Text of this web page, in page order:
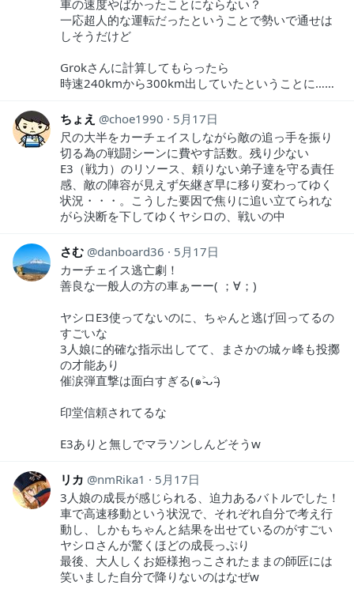
車の速度やばかったことにならない？
一応超人的な運転だったということで勢いで通せは
しそうだけど
Grokさんに計算してもらったら
時速240kmから300km出していたということに……
ちょえ choe1990
5月17日
尺の大半をカーチェイスしながら敵の追っ手を振り
切る為の戦闘シーンに費やす話数。残り少ない
E3（戦力）のリソース、頼りない弟子達を守る責任
感、敵の陣容が見えず矢継ぎ早に移り変わってゆく
状況・・・。こうした要因で焦りに追い立てられな
がら決断を下してゆくヤシロの、戦いの中
さむ danboard36
5月17日
カーチェイス逃亡劇！
善良な一般人の方の車ぁーー( ；∀；)
ヤシロE3使ってないのに、ちゃんと逃げ回ってるの
すごいな
3人娘に的確な指示出してて、まさかの城ヶ峰も投擲
の才能あり
催涙弾直撃は面白すぎる(๑˃̵ᴗ˂̵)
印堂信頼されてるな
E3ありと無しでマラソンしんどそうw
リカ nmRika1
5月17日
3人娘の成長が感じられる、迫力あるバトルでした！
車で高速移動という状況で、それぞれ自分で考え行
動し、しかもちゃんと結果を出せているのがすごい
ヤシロさんが驚くほどの成長っぷり
最後、大人しくお姫様抱っこされたままの師匠には
笑いました自分で降りないのはなぜw